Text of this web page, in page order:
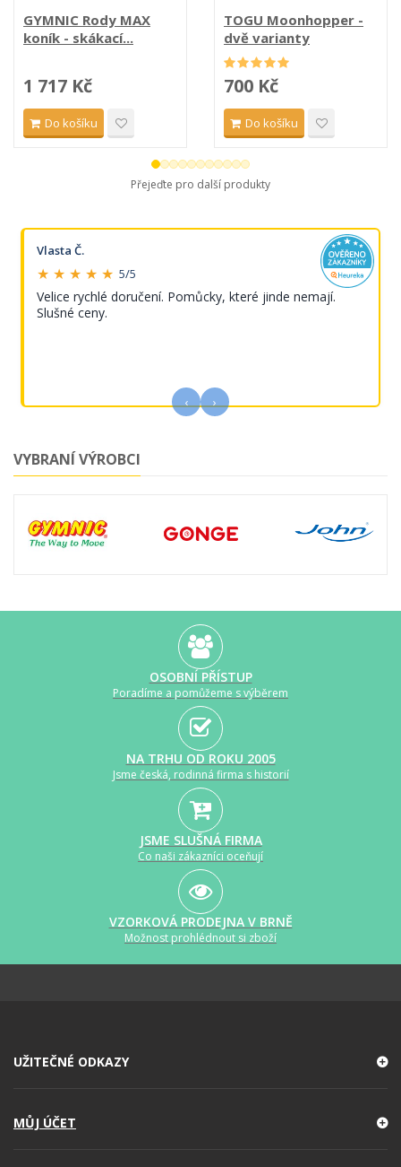
GYMNIC Rody MAX
koník - skákací...
1 717 Kč
Do košíku
TOGU Moonhopper -
dvě varianty
700 Kč
Do košíku
Přejeďte pro další produkty
Vlasta Č.
★ ★ ★ ★ ★ 5/5
Velice rychlé doručení. Pomůcky, které jinde nemají.
Slušné ceny.
‹ ›
VYBRANÍ VÝROBCI
OSOBNÍ PŘÍSTUP
Poradíme a pomůžeme s výběrem
NA TRHU OD ROKU 2005
Jsme česká, rodinná firma s historií
JSME SLUŠNÁ FIRMA
Co naši zákazníci oceňují
VZORKOVÁ PRODEJNA V BRNĚ
Možnost prohlédnout si zboží
UŽITEČNÉ ODKAZY
MŮJ ÚČET